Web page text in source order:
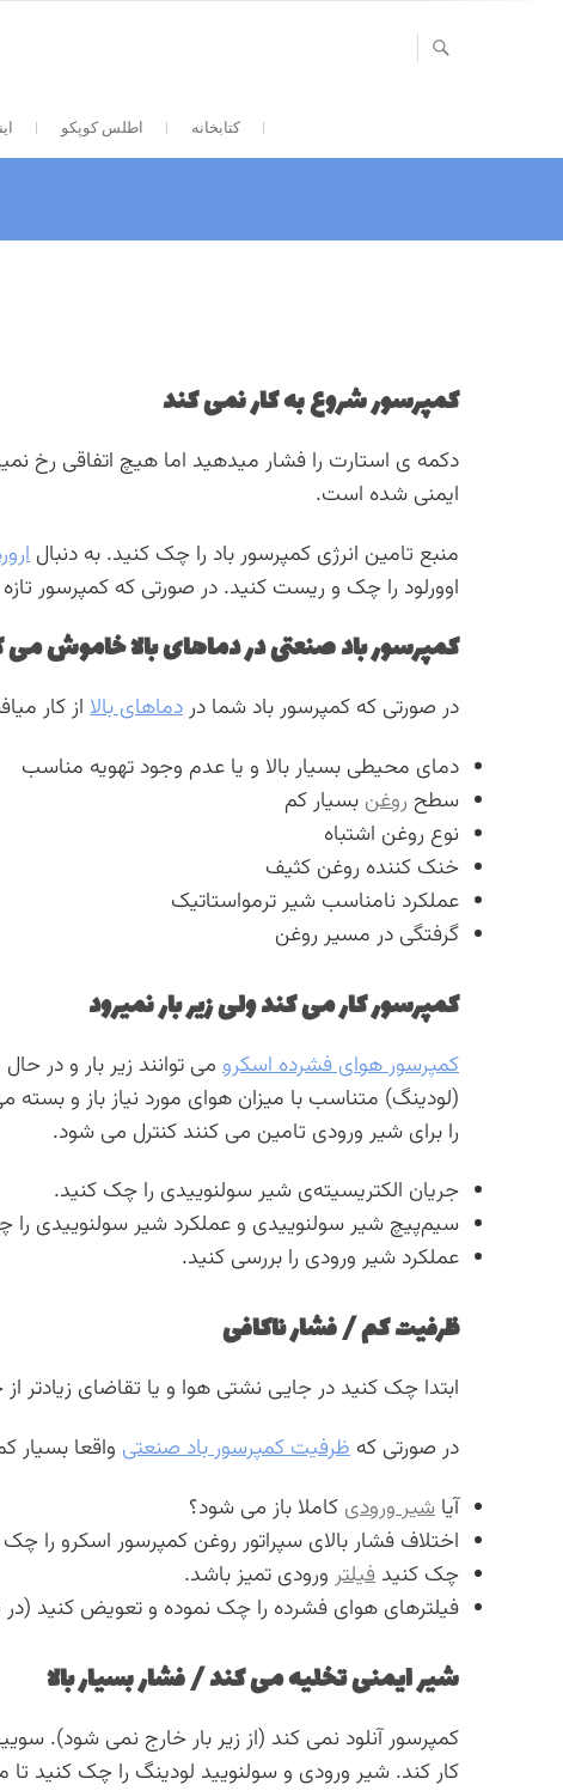
کتابخانه اطلس کوپکو
کمپرسور شروع به کار نمی کند
دکمه ی استارت را فشار میدهید اما هیچ اتفاقی رخ
ایمنی شده است.
منبع تامین انرژی کمپرسور باد را چک کنید. به دنبال
اوورلود را چک و ریست کنید. در صورتی که کمپرسور
کمپرسور باد صنعتی در دماهای بالا خاموش می
در صورتی که کمپرسور باد شما دردماهای بالا از کار
دمای محیطی بسیار بالا و یا عدم وجود تهویه مناسب
سطح روغن بسیار کم
نوع روغن اشتباه
خنک کننده روغن کثیف
عملکرد نامناسب شیر ترمواستاتیک
گرفتگی در مسیر روغن
کمپرسور کار می کند ولی زیر بار نمیرود
کمپرسور هوای فشرده اسکرو می توانند زیر بار و در
(لودینگ) متناسب با میزان هوای مورد نیاز باز و
را برای شیر ورودی تامین می کنند کنترل می شود.
جریان الکتریسیته‌ی شیر سولنوییدی را چک کنید.
سیم‌پیچ شیر سولنوییدی و عملکرد شیر سولنوییدی را
عملکرد شیر ورودی را بررسی کنید.
ظرفیت کم / فشار ناکافی
ابتدا چک کنید در جایی نشتی هوا و یا تقاضای زیادتر
در صورتی که ظرفیت کمپرسور باد صنعتی واقعا بسیار
آیا شیر ورودی کاملا باز می شود؟
اختلاف فشار بالای سپراتور روغن کمپرسور اسکرو را
چک کنید فیلتر ورودی تمیز باشد.
فیلترهای هوای فشرده را چک نموده و تعویض کنید
شیر ایمنی تخلیه می کند / فشار بسیار بالا
کمپرسور آنلود نمی کند (از زیر بار خارج نمی شود).
کار کند. شیر ورودی و سولنویید لودینگ را چک کنید